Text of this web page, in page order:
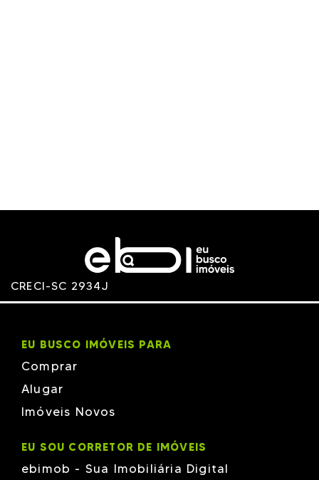
CRECI-SC 2934J
EU BUSCO IMÓVEIS PARA
Comprar
Alugar
Imóveis Novos
EU SOU CORRETOR DE IMÓVEIS
ebimob - Sua Imobiliária Digital